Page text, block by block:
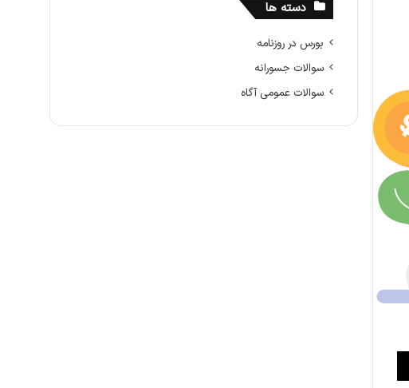
دسته ها
بورس در روزنامه
سوالات جسورانه
سوالات عمومی آگاه